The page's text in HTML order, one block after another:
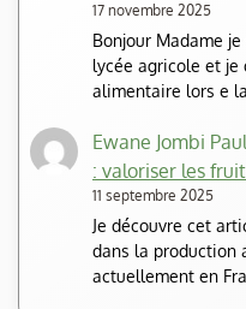
17 novembre 2025
Bonjour Madame
lycée agricole et je
alimentaire lors e
Ewane Jombi
: valoriser les
11 septembre 2025
Je découvre cet
dans la production
actuellement en